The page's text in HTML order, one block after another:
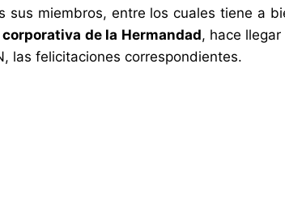
sus miembros, entre los cuales tiene a
de la Hermandad, hace llegar
las felicitaciones correspondientes.